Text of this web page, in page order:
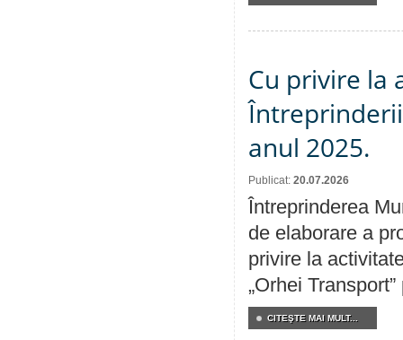
Cu privire la
anul 2025.
Publicat: 20.07.2026
Întreprinderea
de elaborare a
privire la
„Orhei
CITEŞTE MAI MULT...